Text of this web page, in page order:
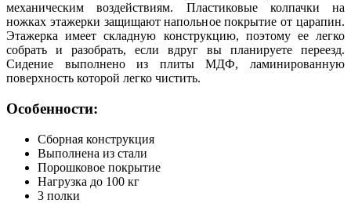
механическим воздействиям. Пластиковые колпачки на
ножках этажерки защищают напольное покрытие от царапин.
Этажерка имеет складную конструкцию, поэтому ее легко
собрать и разобрать, если вдруг вы планируете переезд.
Сидение выполнено из плиты МДФ, ламинированную
поверхность которой легко чистить.
Особенности:
Сборная конструкция
Выполнена из стали
Порошковое покрытие
Нагрузка до 100 кг
3 полки